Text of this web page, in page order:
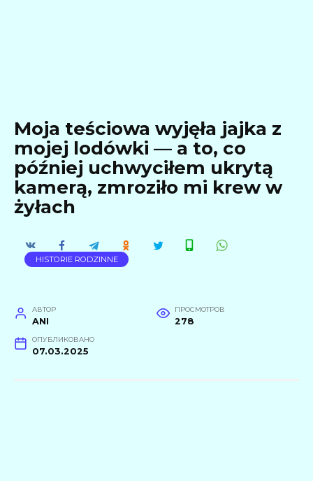
Moja teściowa wyjęła jajka z
mojej lodówki — a to, co
później uchwyciłem ukrytą
kamerą, zmroziło mi krew w
żyłach
HISTORIE RODZINNE
АВТОР
ANI
ПРОСМОТРОВ
278
ОПУБЛИКОВАНО
07.03.2025